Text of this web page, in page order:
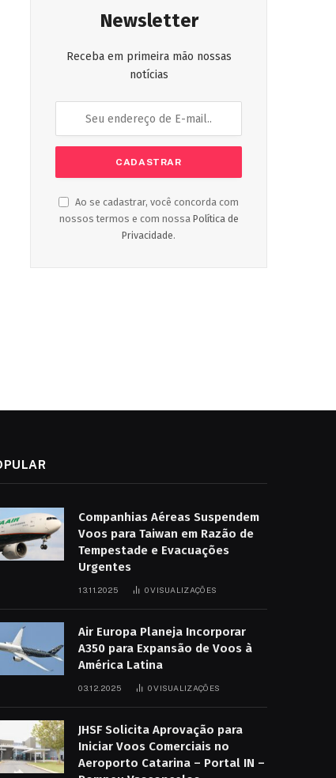
Newsletter
Receba em primeira mão nossas
notícias
Ao se cadastrar, você concorda com
nossos termos e com nossa Política de
Privacidade.
Companhias Aéreas Suspendem
Voos para Taiwan em Razão de
Tempestade e Evacuações
Urgentes
13.11.2025 0VISUALIZAÇÕES
Air Europa Planeja Incorporar
A350 para Expansão de Voos à
América Latina
03.12.2025 0VISUALIZAÇÕES
JHSF Solicita Aprovação para
Iniciar Voos Comerciais no
Aeroporto Catarina – Portal IN –